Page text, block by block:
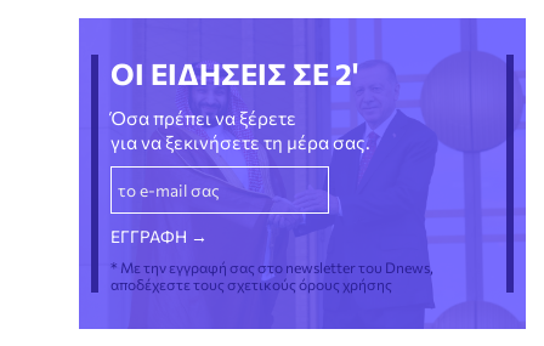
ΟΙ ΕΙΔΗΣΕΙΣ ΣΕ 2'
Όσα πρέπει να ξέρετε
για να ξεκινήσετε τη μέρα σας.
* Με την εγγραφή σας στο newsletter του Dnews,
αποδέχεστε τους σχετικούς όρους χρήσης